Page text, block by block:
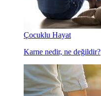
Çocuklu Hayat
Karne nedir, ne değildir?